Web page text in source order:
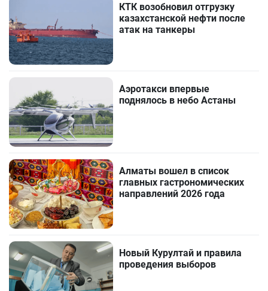
КТК возобновил отгрузку
казахстанской нефти после
атак на танкеры
Аэротакси впервые
поднялось в небо Астаны
Алматы вошел в список
главных гастрономических
направлений 2026 года
Новый Курултай и правила
проведения выборов